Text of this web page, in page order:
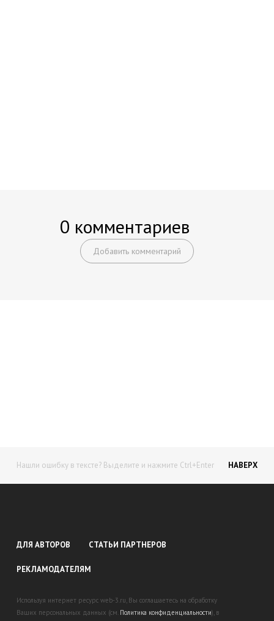
0 комментариев
Добавить комментарий
Нашли ошибку в тексте? Выделите и нажмите Ctrl+Enter НАВЕРХ
ДЛЯ АВТОРОВ СТАТЬИ ПАРТНЕРОВ
РЕКЛАМОДАТЕЛЯМ
Используя интернет ресурс web-3.ru, Вы соглашаетесь на обработку
Ваших персональных данных (см. Политика конфиденциальности), в